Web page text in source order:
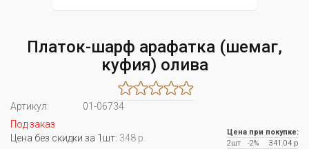
Платок-шарф арафатка (шемаг,
куфия) олива
Артикул:
01-06734
Под заказ
Цена без скидки за 1шт: 348 р.
Цена при покупке:
2шт
-2%
341.04 р